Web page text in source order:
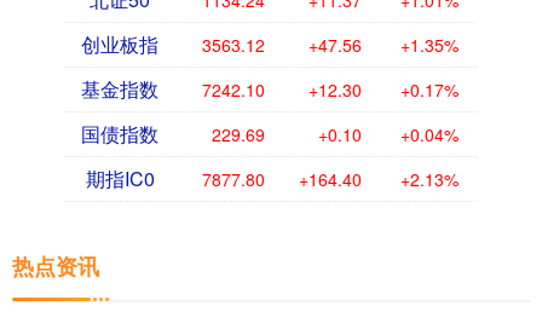
创业板指 3563.12 +47.56 +1.35%
基金指数 7242.10 +12.30 +0.17%
国债指数 229.69 +0.10 +0.04%
期指IC0 7877.80 +164.40 +2.13%
热点资讯